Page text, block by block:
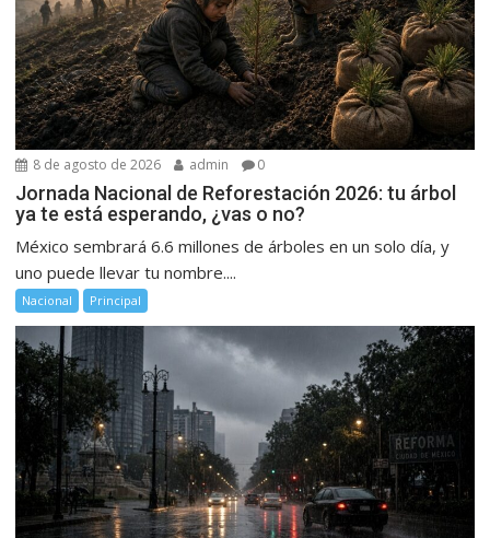
8 de agosto de 2026 admin 0
Jornada Nacional de Reforestación 2026: tu árbol
ya te está esperando, ¿vas o no?
México sembrará 6.6 millones de árboles en un solo día, y
uno puede llevar tu nombre....
Nacional Principal